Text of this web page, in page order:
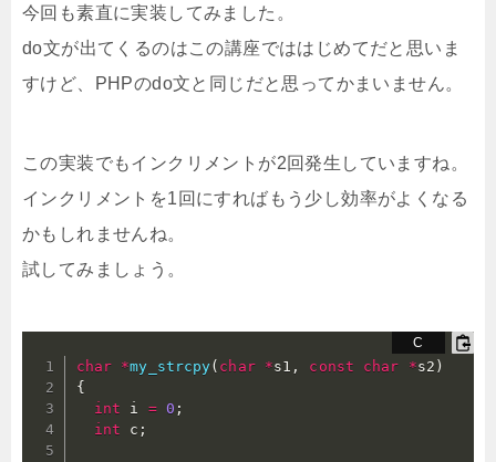
今回も素直に実装してみました。
do文が出てくるのはこの講座でははじめてだと思いま
すけど、PHPのdo文と同じだと思ってかまいません。
この実装でもインクリメントが2回発生していますね。
インクリメントを1回にすればもう少し効率がよくなる
かもしれませんね。
試してみましょう。
char *my_strcpy( char *s1 , const char *s2 )
{
int i = 0 ;
int c ;